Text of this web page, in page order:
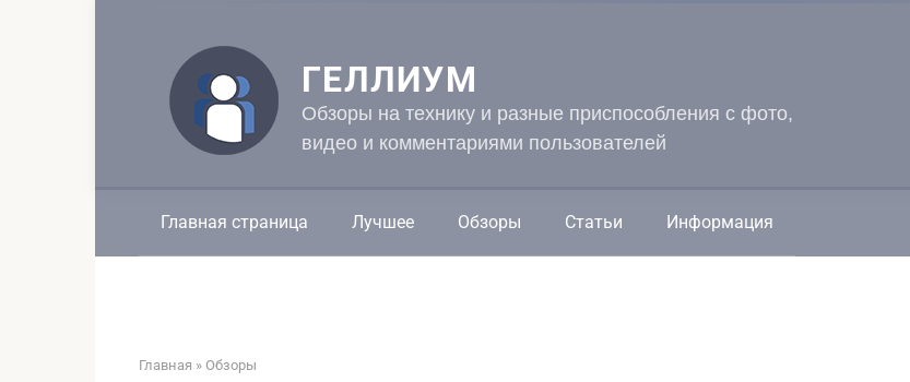
ГЕЛЛИУМ
Обзоры на технику и разные приспособления с фото,
видео и комментариями пользователей
Главная страница Лучшее Обзоры Статьи Информация
Главная » Обзоры